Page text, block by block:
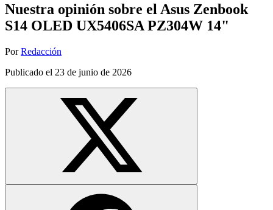
Nuestra opinión sobre el Asus Zenbook
S14 OLED UX5406SA PZ304W 14"
Por Redacción
Publicado el 23 de junio de 2026